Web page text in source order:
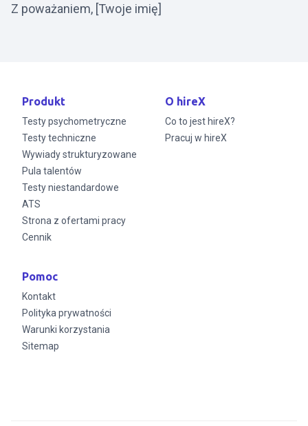
Z poważaniem, [Twoje imię]
Produkt
Testy psychometryczne
Testy techniczne
Wywiady strukturyzowane
Pula talentów
Testy niestandardowe
ATS
Strona z ofertami pracy
Cennik
O hireX
Co to jest hireX?
Pracuj w hireX
Pomoc
Kontakt
Polityka prywatności
Warunki korzystania
Sitemap